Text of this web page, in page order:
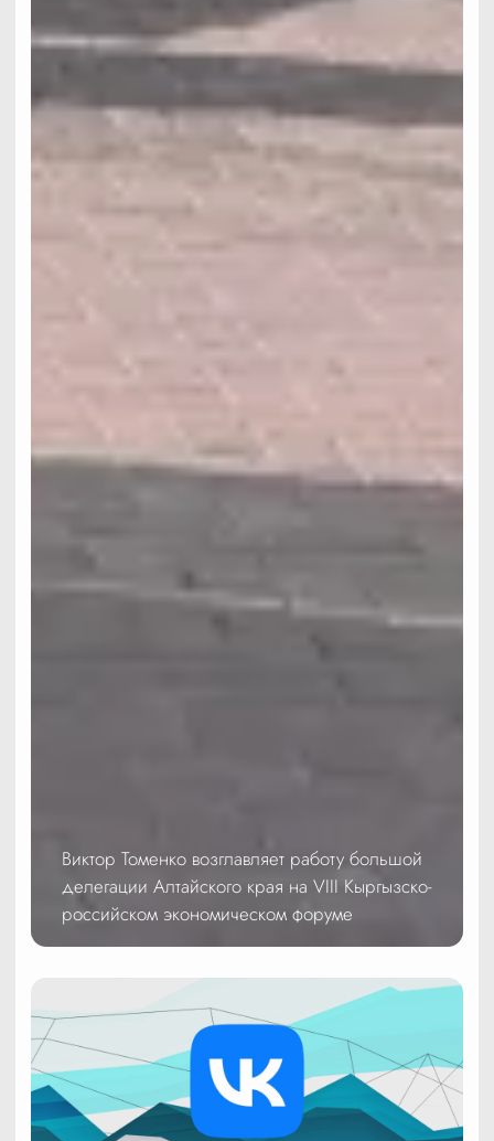
Виктор Томенко возглавляет работу большой
делегации Алтайского края на VIII Кыргызско-
российском экономическом форуме